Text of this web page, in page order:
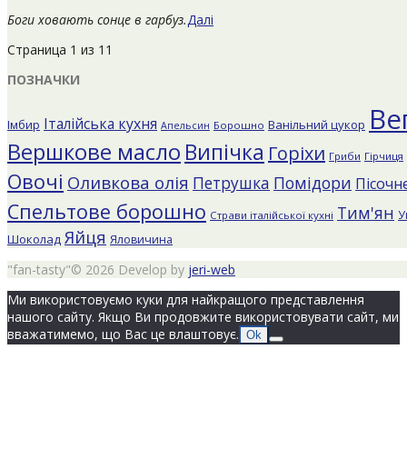
Боги ховають сонце в гарбуз.Далі
Страница 1 из 1 1
ПОЗНАЧКИ
Імбир Італійська кухня Апельсин Борошно Ванільний цукор
Вершкове масло Випічка Горіхи Гриби Гірчиця
Овочі Оливкова олія Петрушка Помідори
Спельтове борошно Страви італійської кухні Тим'ян
Шоколад Яйця Яловичина
"fan-tasty"© 2026 Develop by jeri-web
Ми використовуємо куки для найкращого представлення
нашого сайту. Якщо Ви продовжите використовувати сайт, ми
вважатимемо, що Вас це влаштовує. Ok